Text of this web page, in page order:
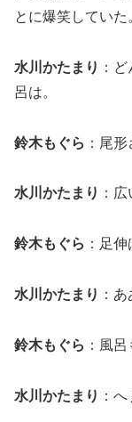
とに爆笑していた
水川かたまり ：
呂は。
鈴木もぐら ：尾
水川かたまり ：広
鈴木もぐら ：足伸
水川かたまり ：あ
鈴木もぐら ：風
水川かたまり ：へ